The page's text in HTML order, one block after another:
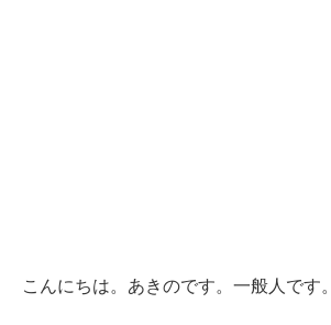
こんにちは。あきのです。一般人です。